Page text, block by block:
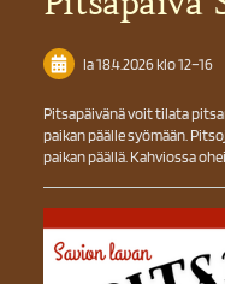
la 18.4.2026klo 12–16
Pitsapäivänä voit tilata
paikan päälle syömään.
paikan päällä. Kahviossa